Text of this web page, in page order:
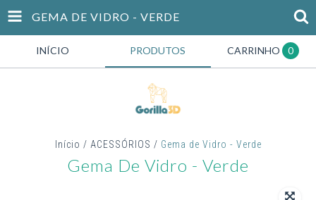
GEMA DE VIDRO - VERDE
INÍCIO PRODUTOS CARRINHO 0
Início / ACESSÓRIOS / Gema de Vidro - Verde
Gema De Vidro - Verde